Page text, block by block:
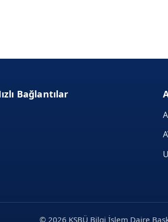
Bağlantılar
© 2026 KSBÜ Bilgi İşlem Daire